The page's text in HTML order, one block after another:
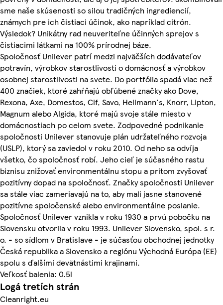
sme naše skúsenosti so silou tradičných ingrediencií,
známych pre ich čistiaci účinok, ako napríklad citrón.
Výsledok? Unikátny rad neuveriteľne účinných sprejov s
čistiacimi látkami na 100% prírodnej báze.
Spoločnosť Unilever patrí medzi najväčších dodávateľov
potravín, výrobkov starostlivosti o domácnosť a výrobkov
osobnej starostlivosti na svete. Do portfólia spadá viac než
400 značiek, ktoré zahŕňajú obľúbené značky ako Dove,
Rexona, Axe, Domestos, Cif, Savo, Hellmann's, Knorr, Lipton,
Magnum alebo Algida, ktoré majú svoje stále miesto v
domácnostiach po celom svete. Zodpovedné podnikanie
spoločnosti Unilever stanovuje plán udržateľného rozvoja
(USLP), ktorý sa zaviedol v roku 2010. Od neho sa odvíja
všetko, čo spoločnosť robí. Jeho cieľ je súčasného rastu
biznisu znižovať environmentálnu stopu a pritom zvyšovať
pozitívny dopad na spoločnosť. Značky spoločnosti Unilever
sa stále viac zameriavajú na to, aby mali jasne stanovené
pozitívne spoločenské alebo environmentálne poslanie.
Spoločnosť Unilever vznikla v roku 1930 a prvú pobočku na
Slovensku otvorila v roku 1993. Unilever Slovensko, spol. s r.
o. - so sídlom v Bratislave - je súčasťou obchodnej jednotky
Česká republika a Slovensko a regiónu Východná Európa (EE)
spolu s ďalšími devätnástimi krajinami.
Veľkosť balenia: 0.5l
Logá tretích strán
Cleanright.eu